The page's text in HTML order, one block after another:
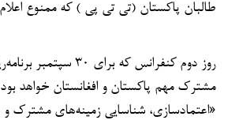
طالبان پاکستان (تی تی پی ) که ممنوع
روز دوم کنفرانس که
مشترک مهم پاکستان و افغانستان خواهد
«اعتمادسازی، شناسایی زمینه‌های مشترک و